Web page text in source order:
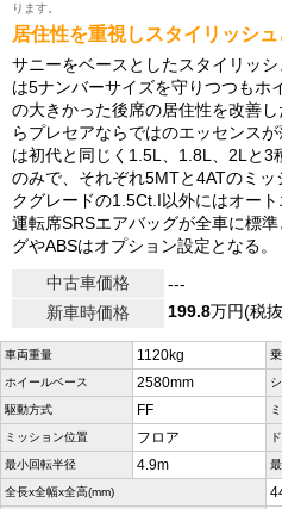
ります。
居住性を重視しスタイリッシ
サニーをベースとしたスタイリッ
は5ナンバーサイズを守りつつもホ
の大きかった後席の居住性を改善
らプレセアならではのエッセンス
は初代と同じく1.5L、1.8L、2Lと3
のみで、それぞれ5MTと4ATのミ
クグレードの1.5Ct.I以外にはオー
運転席SRSエアバッグが全車に標
グやABSはオプション設定となる。
中古車価格
---
新車時価格
199.8万円(税
車両重量 1120kg
ホイールベース 2580mm
駆動方式 FF
ミッション位置 フロア
最小回転半径 4.9m
全長x全幅x全高(mm)